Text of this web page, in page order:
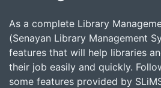
As a complete Library
(Senayan Library Management
features that will help libraries
their job easily and quickly.
some features provided by